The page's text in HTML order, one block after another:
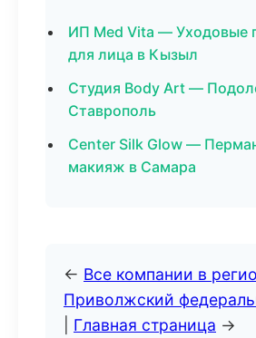
ИП Med Vita — Уходовые
для лица в Кызыл
Студия Body Art —
Ставрополь
Center Silk Glow —
макияж в Самара
← Все компании в
Приволжский
Главная страница →